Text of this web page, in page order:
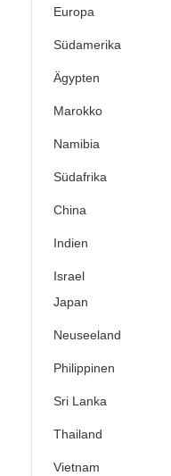
Europa
Südamerika
Ägypten
Marokko
Namibia
Südafrika
China
Indien
Israel
Japan
Neuseeland
Philippinen
Sri Lanka
Thailand
Vietnam